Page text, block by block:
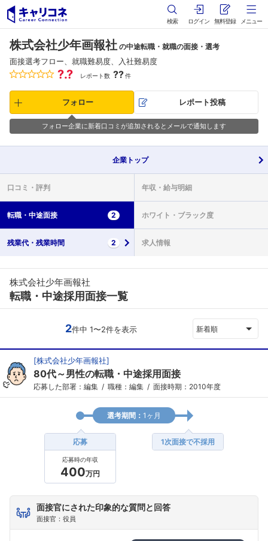
検索 ログイン 無料登録 メニュー
株式会社少年画報社 の中途転職・就職の面接・選考
面接選考フロー、就職難易度、入社難易度
?.? レポート数 ??件
フォロー レポート投稿
フォロー企業に新着口コミが追加されるとメールで通知します
企業 トップ
口コミ・ 評判 年収・ 給与明細
転職・ 中途面接 2 ホワイト・ ブラック度
残業代・ 残業時間 2 求人情報
株式会社少年画報社
転職・中途採用面接一覧
2件中 1〜2件を表示 新着順
[株式会社少年画報社]
80代～男性の転職・中途採用面接
応募した部署：編集 職種：編集 面接時期：2010年度
選考期間： 1ヶ月
応募
応募時の年収
400万円
1次面接で不採用
面接官にされた印象的な質問と回答
面接官：役員